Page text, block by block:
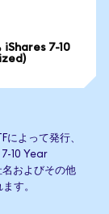
iShares 7-10
よって発行、
10 Year
名およびその他
す。